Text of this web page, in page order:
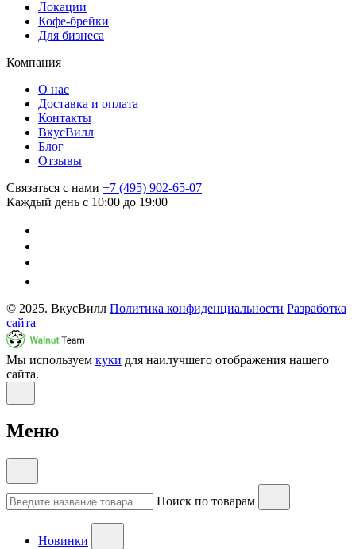
Локации
Кофе-брейки
Для бизнеса
Компания
О нас
Доставка и оплата
Контакты
ВкусВилл
Блог
Отзывы
Связаться с нами +7 (495) 902-65-07
Каждый день с 10:00 до 19:00
© 2025. ВкусВилл Политика конфиденциальности Разработка
сайта
Мы используем куки для наилучшего отображения нашего
сайта.
Меню
Поиск по товарам
Новинки